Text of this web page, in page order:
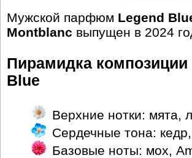
Мужской парфюм Legend
Montblanc выпущен в 2024
Пирамидка композиции
Blue
Верхние нотки: мята,
Сердечные тона:
Базовые ноты: мох,